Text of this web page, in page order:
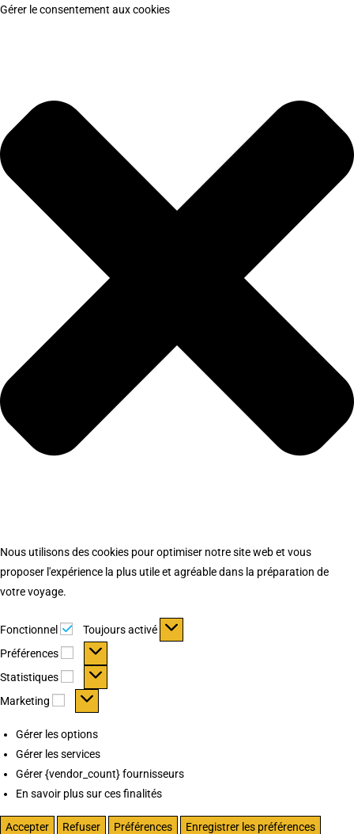
Gérer le consentement aux cookies
Nous utilisons des cookies pour optimiser notre site web et vous
proposer l'expérience la plus utile et agréable dans la préparation de
votre voyage.
Fonctionnel Fonctionnel
Toujours activé
Préférences
Préférences
Statistiques Statistiques
Marketing Marketing
Gérer les options
Gérer les services
Gérer {vendor_count} fournisseurs
En savoir plus sur ces finalités
Accepter Refuser Préférences
Enregistrer les préférences